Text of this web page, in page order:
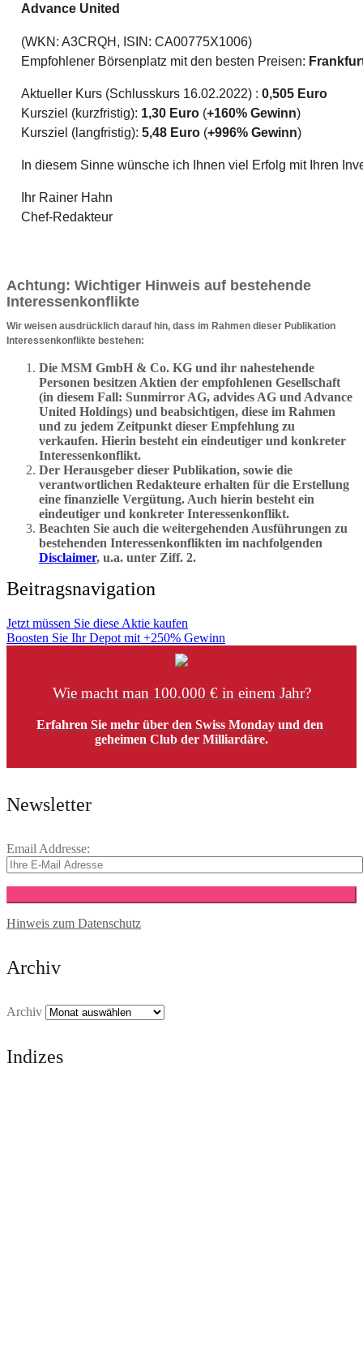
Advance United
(WKN: A3CRQH, ISIN: CA00775X1006)
Empfohlener Börsenplatz mit den besten Preisen:
Aktueller Kurs (Schlusskurs 16.02.2022) : 0,505 Euro
Kursziel (kurzfristig): 1,30 Euro (+160% Gewinn)
Kursziel (langfristig): 5,48 Euro (+996% Gewinn)
In diesem Sinne wünsche ich Ihnen viel Erfolg mit Ihren
Ihr Rainer Hahn
Chef-Redakteur
Achtung: Wichtiger Hinweis auf bestehende
Interessenkonflikte
Wir weisen ausdrücklich darauf hin, dass im Rahmen dieser Publikation
Interessenkonflikte bestehen:
Die MSM GmbH & Co. KG und ihr nahestehende
Personen besitzen Aktien der empfohlenen Gesellschaft
(in diesem Fall: Sunmirror AG, advides AG und Advance
United Holdings) und beabsichtigen, diese im Rahmen
und zu jedem Zeitpunkt dieser Empfehlung zu
verkaufen. Hierin besteht ein eindeutiger und konkreter
Interessenkonflikt.
Der Herausgeber dieser Publikation, sowie die
verantwortlichen Redakteure erhalten für die Erstellung
eine finanzielle Vergütung. Auch hierin besteht ein
eindeutiger und konkreter Interessenkonflikt.
Beachten Sie auch die weitergehenden Ausführungen zu
bestehenden Interessenkonflikten im nachfolgenden
Disclaimer, u.a. unter Ziff. 2.
Beitragsnavigation
Jetzt müssen Sie diese Aktie kaufen
Boosten Sie Ihr Depot mit +250% Gewinn
Wie macht man 100.000 € in einem Jahr?
Erfahren Sie mehr über den Swiss Monday und den
geheimen Club der Milliardäre.
Newsletter
Email Addresse:
Hinweis zum Datenschutz
Archiv
Archiv
Indizes